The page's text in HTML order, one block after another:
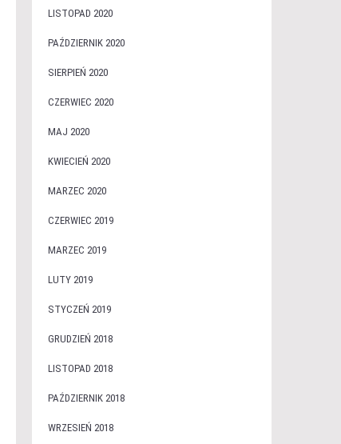
LISTOPAD 2020
PAŹDZIERNIK 2020
SIERPIEŃ 2020
CZERWIEC 2020
MAJ 2020
KWIECIEŃ 2020
MARZEC 2020
CZERWIEC 2019
MARZEC 2019
LUTY 2019
STYCZEŃ 2019
GRUDZIEŃ 2018
LISTOPAD 2018
PAŹDZIERNIK 2018
WRZESIEŃ 2018